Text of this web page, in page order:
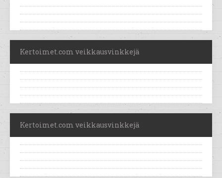
Kertoimet.com veikkausvinkkejä
Kertoimet.com veikkausvinkkejä